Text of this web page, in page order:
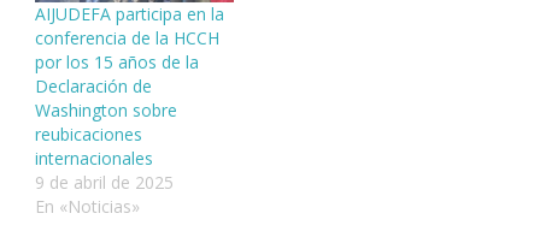
AIJUDEFA participa en la
conferencia de la HCCH
por los 15 años de la
Declaración de
Washington sobre
reubicaciones
internacionales
9 de abril de 2025
En «Noticias»